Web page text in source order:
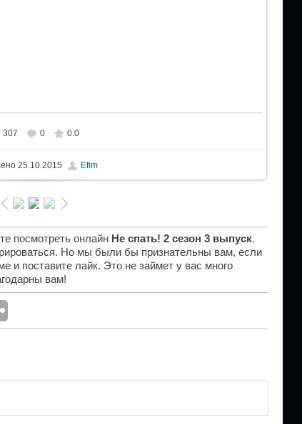
307 0 0.0
25.10.2015 Efim
посмотреть онлайн Не спать! 2 сезон 3 выпуск.
Но мы были бы признательны вам, если
и поставите лайк. Это не займет у вас много
вам!